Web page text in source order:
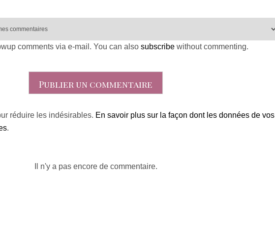
comments via e-mail. You can alsosubscribe without commenting.
réduire les indésirables. En savoir plus sur la façon dont les données de vos
.
Il n'y a pas encore de commentaire.